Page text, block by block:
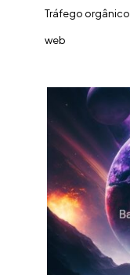
Tráfego orgânico
web